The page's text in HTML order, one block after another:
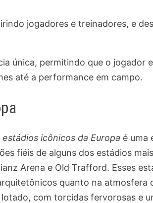
jogadores e treinadores, e
única, permitindo que o jogador
até a performance em campo.
estádios icônicos da Europa é uma
fiéis de alguns dos estádios
Arena e Old Trafford. Esses
quanto na atmosfera
com torcidas fervorosas e